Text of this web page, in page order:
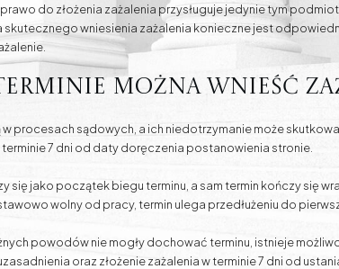
do złożenia zażalenia przysługuje jedynie tym
skutecznego wniesienia zażalenia konieczne jest
można wnieść
w procesach sądowych, a ich niedotrzymanie może
terminie 7 dni od daty doręczenia postanowienia stronie.
się jako początek biegu terminu, a sam termin kończy się
wolny od pracy, termin ulega przedłużeniu do
powodów nie mogły dochować terminu, istnieje
oraz złożenie zażalenia w terminie 7 dni od